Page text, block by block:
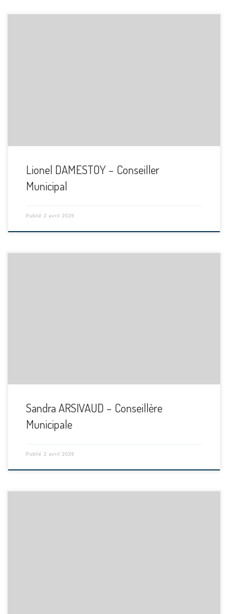
Lionel DAMESTOY – Conseiller
Municipal
Publié 2 avril 2026
Sandra ARSIVAUD – Conseillère
Municipale
Publié 2 avril 2026